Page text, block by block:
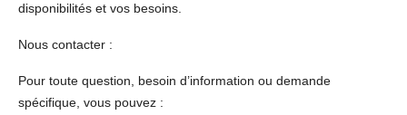
disponibilités et vos besoins.
Nous contacter :
Pour toute question, besoin d’information ou demande
spécifique, vous pouvez :